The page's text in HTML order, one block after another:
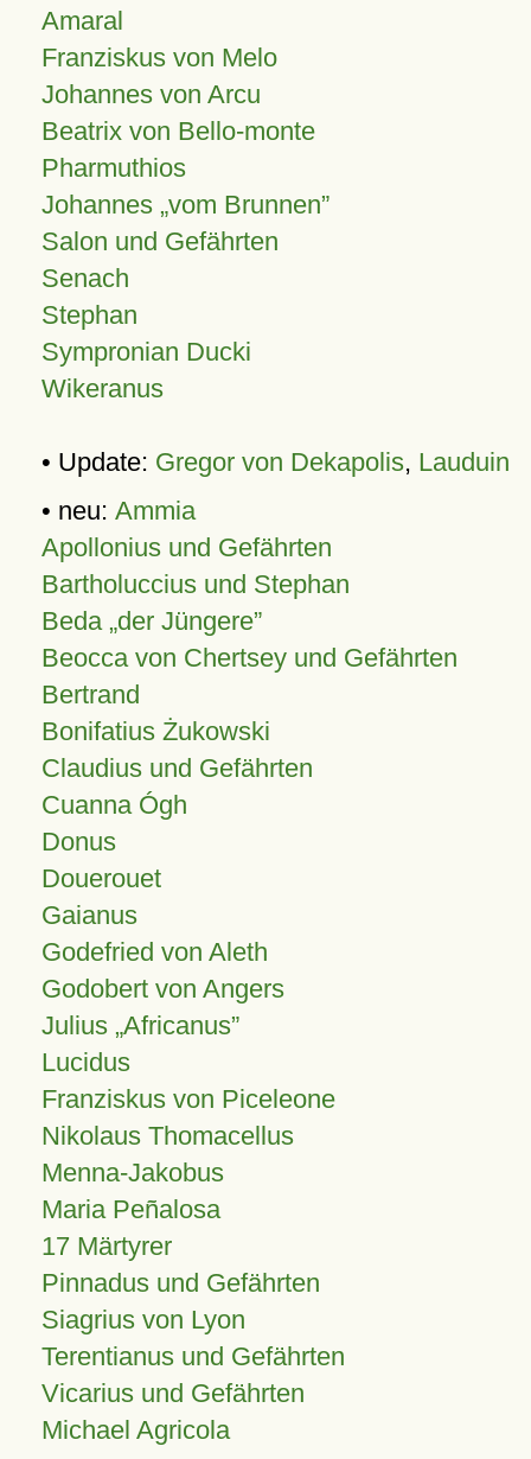
Amaral
Franziskus von Melo
Johannes von Arcu
Beatrix von Bello-monte
Pharmuthios
Johannes vom Brunnen
Salon und Gefährten
Senach
Stephan
Sympronian Ducki
Wikeranus
• Update: Gregor von Dekapolis, Lauduin
• neu: Ammia
Apollonius und Gefährten
Bartholuccius und Stephan
Beda „der Jüngere”
Beocca von Chertsey und Gefährten
Bertrand
Bonifatius Żukowski
Claudius und Gefährten
Cuanna Ógh
Donus
Douerouet
Gaianus
Godefried von Aleth
Godobert von Angers
Julius Africanus
Lucidus
Franziskus von Piceleone
Nikolaus Thomacellus
Menna-Jakobus
Maria Peñalosa
17 Märtyrer
Pinnadus und Gefährten
Siagrius von Lyon
Terentianus und Gefährten
Vicarius und Gefährten
Michael Agricola